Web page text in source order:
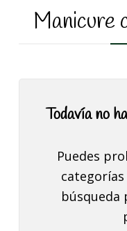
Manicure
Todavía no
Puedes
búsqueda